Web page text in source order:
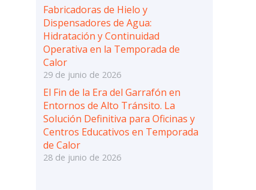
Fabricadoras de Hielo y
Dispensadores de Agua:
Hidratación y Continuidad
Operativa en la Temporada de
Calor
29 de junio de 2026
El Fin de la Era del Garrafón en
Entornos de Alto Tránsito. La
Solución Definitiva para Oficinas y
Centros Educativos en Temporada
de Calor
28 de junio de 2026